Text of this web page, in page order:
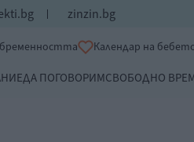
zinzin.bg
Календар на
ДА ПОГОВОРИМСВОБОДНО